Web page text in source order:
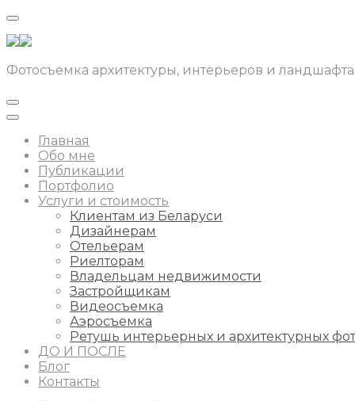
Фотосъемка архитектуры, интерьеров и ландшафта
Главная
Обо мне
Публикации
Портфолио
Услуги и стоимость
Клиентам из Беларуси
Дизайнерам
Отельерам
Риелторам
Владельцам недвижимости
Застройщикам
Видеосъемка
Аэросъемка
Ретушь интерьерных и архитектурных
ДО И ПОСЛЕ
Блог
Контакты